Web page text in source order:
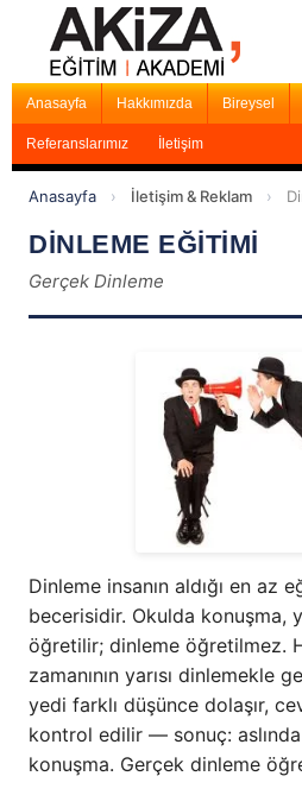
Anasayfa Hakkımızda Bireysel
Referanslarımız İletişim
Anasayfa › İletişim & Reklam ›
DİNLEME EĞİTİMİ
Gerçek Dinleme
Dinleme insanın aldığı en az
becerisidir. Okulda konuşma,
öğretilir; dinleme öğretilmez.
zamanının yarısı dinlemekle
yedi farklı düşünce dolaşır,
kontrol edilir — sonuç:
konuşma. Gerçek dinleme